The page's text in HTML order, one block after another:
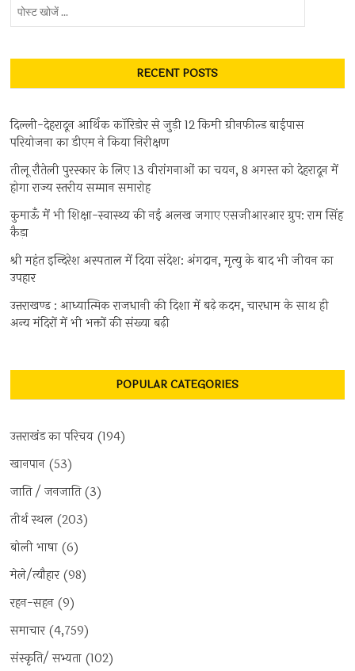
RECENT POSTS
दिल्ली-देहरादून आर्थिक कॉरिडोर से जुड़ी 12 किमी ग्रीनफील्ड बाईपास
परियोजना का डीएम ने किया निरीक्षण
तीलू रौतेली पुरस्कार के लिए 13 वीरांगनाओं का चयन, 8 अगस्त को देहरादून में
होगा राज्य स्तरीय सम्मान समारोह
कुमाऊँ में भी शिक्षा-स्वास्थ्य की नई अलख जगाए एसजीआरआर ग्रुप: राम सिंह
कैड़ा
श्री महंत इन्दिरेश अस्पताल में दिया संदेश: अंगदान, मृत्यु के बाद भी जीवन का
उपहार
उत्तराखण्ड : आध्यात्मिक राजधानी की दिशा में बढ़े कदम, चारधाम के साथ ही
अन्य मंदिरों में भी भक्तों की संख्या बढ़ी
POPULAR CATEGORIES
उत्तराखंड का परिचय (194)
खानपान (53)
जाति / जनजाति(3)
तीर्थ स्थल (203)
बोली भाषा (6)
मेले/त्यौहार(98)
रहन-सहन (9)
समाचार(4,759)
संस्कृति/ सभ्यता (102)